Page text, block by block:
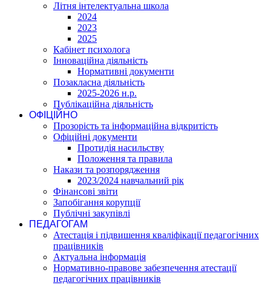
Літня інтелектуальна школа
2024
2023
2025
Кабінет психолога
Інноваційна діяльність
Нормативні документи
Позакласна діяльність
2025-2026 н.р.
Публікаційна діяльність
ОФІЦІЙНО
Прозорість та інформаційна відкритість
Офіційні документи
Протидія насильству
Положення та правила
Накази та розпорядження
2023/2024 навчальний рік
Фінансові звіти
Запобігання корупції
Публічні закупівлі
ПЕДАГОГАМ
Атестація і підвишення кваліфікації педагогічних
працівників
Актуальна інформація
Нормативно-правове забезпечення атестації
педагогічних працівників